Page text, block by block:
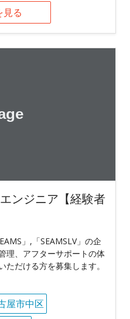
見る
ンジニア【経験者
」,「SEAMSLV」の企
理、アフターサポートの体
だける方を募集します。
屋市中区